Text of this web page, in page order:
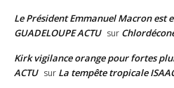
Le Président Emmanuel Macron est
GUADELOUPE ACTU sur
Kirk vigilance orange pour fortes
ACTU sur La tempête tropicale